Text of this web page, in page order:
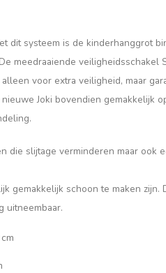
dit systeem is de kinderhanggrot
meedraaiende veiligheidsschakel
voor extra veiligheid, maar
Joki bovendien gemakkelijk
die slijtage verminderen maar ook
gemakkelijk schoon te maken zijn.
uitneembaar.